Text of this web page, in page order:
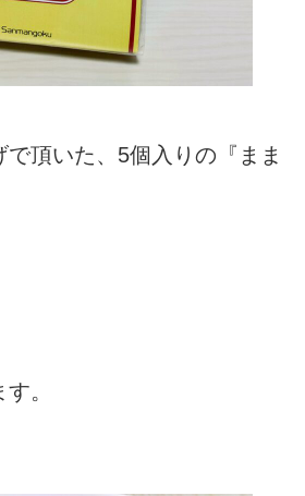
頂いた、5個入りの『まま
。